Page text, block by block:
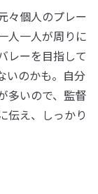
々個人のプレー
人一人が周りに
レーを目指して
いのかも。自分
多いので、監督
伝え、しっかり